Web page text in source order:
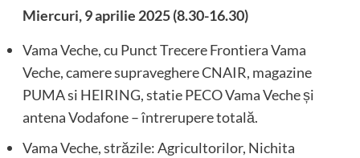
Miercuri, 9 aprilie 2025 (8.30-16.30)
Vama Veche, cu Punct Trecere Frontiera Vama
Veche, camere supraveghere CNAIR, magazine
PUMA si HEIRING, statie PECO Vama Veche și
antena Vodafone – întrerupere totală.
Vama Veche, străzile: Agricultorilor, Nichita